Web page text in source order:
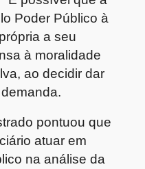
Poder Público à
a seu
à moralidade
ao decidir dar
pontuou que
atuar em
na análise da